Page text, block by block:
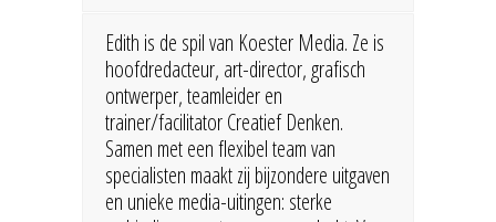
Edith is de spil van Koester Media. Ze is
hoofdredacteur, art-director, grafisch
ontwerper, teamleider en
trainer/facilitator Creatief Denken.
Samen met een flexibel team van
specialisten maakt zij bijzondere uitgaven
en unieke media-uitingen: sterke